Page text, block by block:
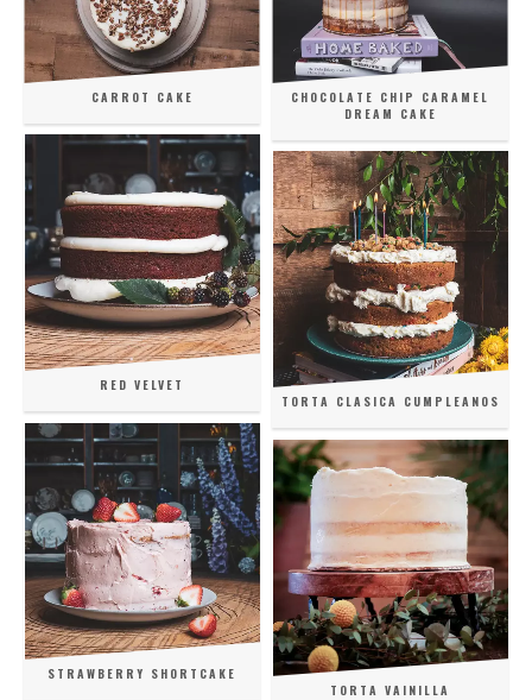
CARROT CAKE
CHOCOLATE CHIP CARAMEL
DREAM CAKE
RED VELVET
TORTA CLASICA CUMPLEANOS
STRAWBERRY SHORTCAKE
TORTA VAINILLA